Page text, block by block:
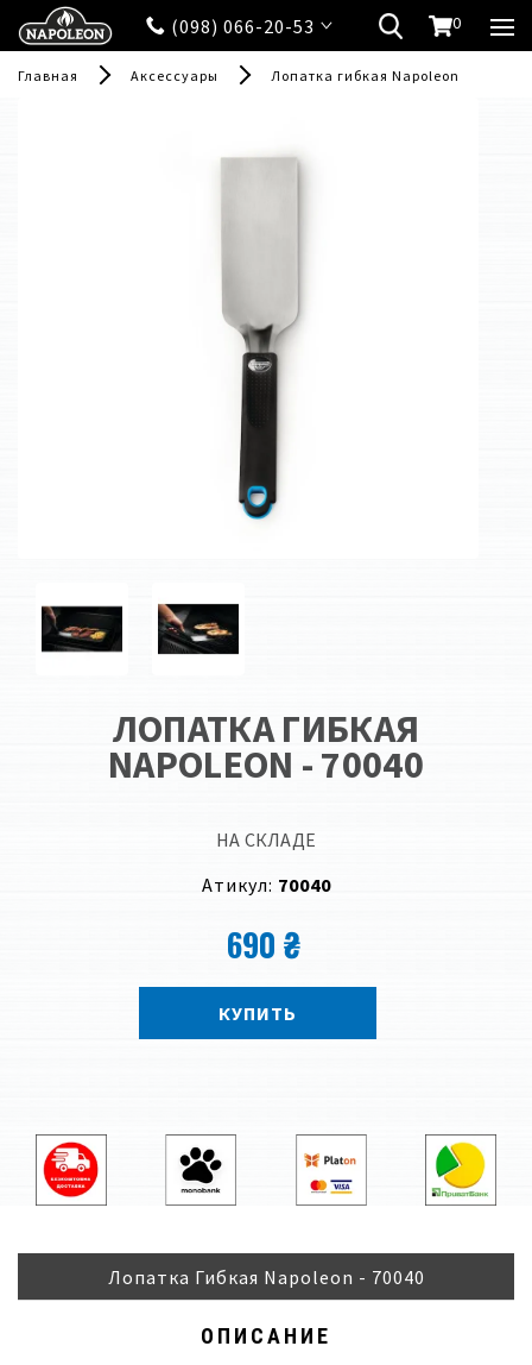
(098) 066-20-53 0
Главная Аксессуары Лопатка гибкая Napoleon
ЛОПАТКА ГИБКАЯ
NAPOLEON - 70040
НА СКЛАДЕ
Атикул: 70040
690 ₴
КУПИТЬ
Лопатка Гибкая Napoleon - 70040
ОПИСАНИЕ